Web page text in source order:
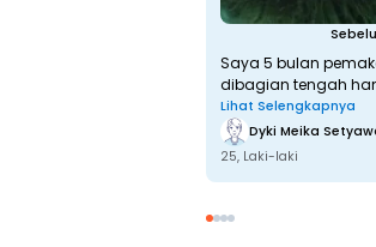
Saya 5 bulan
dibagian tengah
Lihat Selengkapnya
Dyki Meika
25, Laki-laki